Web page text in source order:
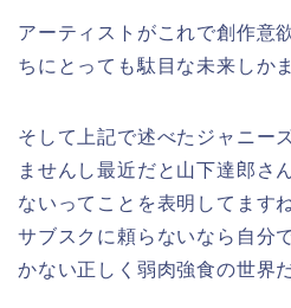
アーティストがこれで創作意
ちにとっても駄目な未来しか
そして上記で述べたジャニー
ませんし最近だと山下達郎さ
ないってことを表明してますね
サブスクに頼らないなら自分
かない正しく弱肉強食の世界